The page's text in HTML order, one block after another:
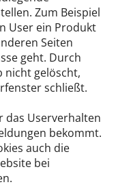
Zum Beispiel
User ein Produkt
Seiten
geht. Durch
nicht gelöscht,
schließt.
das Userverhalten
bekommt.
auch die
bei